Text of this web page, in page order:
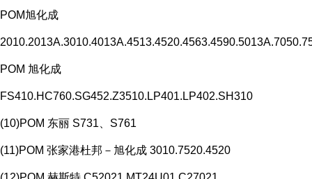
POM旭化成
POM 旭化成
FS410.HC760.SG452.Z3510.LP401.LP402.SH310
(10)POM 东丽 S731、S761
(11)POM 张家港杜邦－旭化成 3010.7520.4520